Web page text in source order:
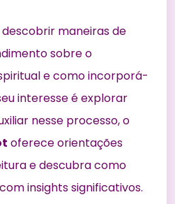
maneiras de
sobre o
e como incorporá-
interesse é explorar
nesse processo, o
oferece orientações
e descubra como
insights significativos.